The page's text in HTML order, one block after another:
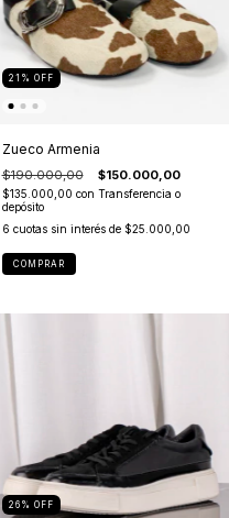
21 % OFF
Zueco Armenia
$190.000,00 $150.000,00
$135.000,00 con Transferencia o
depósito
6 cuotas sin interés de $25.000,00
COMPRAR
26 % OFF